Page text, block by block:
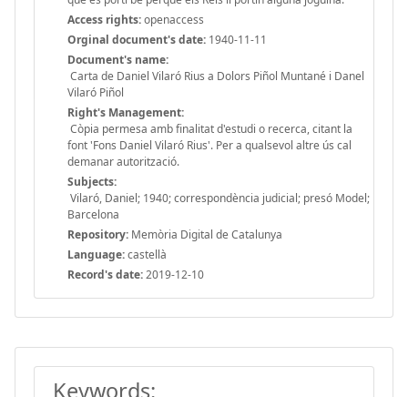
Access rights:openaccess
Orginal document's date: 1940-11-11
Document's name:
Carta de Daniel Vilaró Rius a Dolors Piñol Muntané i Danel
Vilaró Piñol
Right's Management:
Còpia permesa amb finalitat d'estudi o recerca, citant la
font 'Fons Daniel Vilaró Rius'. Per a qualsevol altre ús cal
demanar autorització.
Subjects:
Vilaró, Daniel; 1940; correspondència judicial; presó Model;
Barcelona
Repository: Memòria Digital de Catalunya
Language:castellà
Record's date:2019-12-10
Keywords: